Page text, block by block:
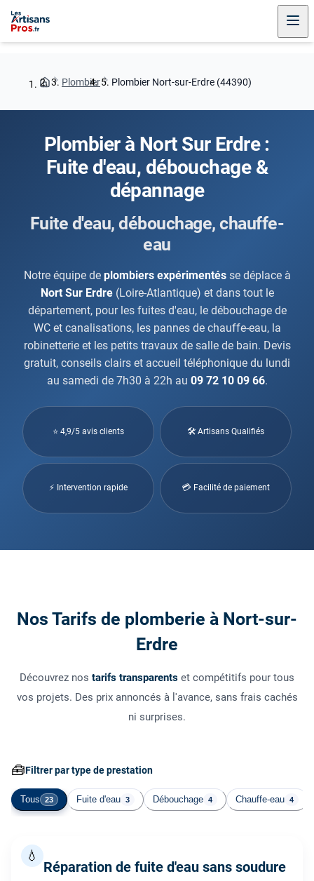
Plombier Plombier Nort-sur-Erdre (44390)
Plombier à Nort Sur Erdre :
Fuite d'eau, débouchage &
dépannage
Fuite d'eau, débouchage, chauffe-
eau
Notre équipe de plombiers expérimentésse déplace à
Nort Sur Erdre(Loire-Atlantique) et dans tout le
département, pour les fuites d'eau, le débouchage de
WC et canalisations, les pannes de chauffe-eau, la
robinetterie et les petits travaux de salle de bain. Devis
gratuit, conseils clairs et accueil téléphonique du lundi
au samedi de 7h30 à 22h au 09 72 10 09 66.
⭐ 4,9/5 avis clients 🛠 Artisans Qualifiés
⚡ Intervention rapide 💳 Facilité de paiement
Nos Tarifs de plomberie à Nort-sur-
Erdre
Découvrez nos tarifs transparents et compétitifs pour tous
vos projets. Des prix annoncés à l'avance, sans frais cachés
ni surprises.
🧰Filtrer par type de prestation
Tous 23 Fuite d'eau 3 Débouchage 4 Chauffe-eau 4
💧
Réparation de fuite d'eau sans soudure